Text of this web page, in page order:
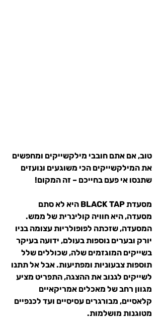
טוב, אם אתם חובבי מילקשייקים ומחפשים
את המילקשייקים הכי משוגעים ונועזים
שתנסו אי פעם בחייכם – זה המקום!
מסעדת BLACK TAP
היא לא סתם
מסעדה, היא חוויה קולינרית של ממש.
המסעדה, שזכתה לפופולריות עצומה בניו
יורק ובערים נוספות בעולם, ידועה בעיקר
בשייקים המוגזמים שלה, שכוללים שלל
תוספות צבעוניות ומפתיעות. אבל אל תתנו
לשייקים לגנוב את ההצגה, התפריט מציע
מגוון רחב של מאכלים אמריקאיים
קלאסיים, מבורגרים עסיסיים ועד לכנפיים
מטוגנות מושלמות.